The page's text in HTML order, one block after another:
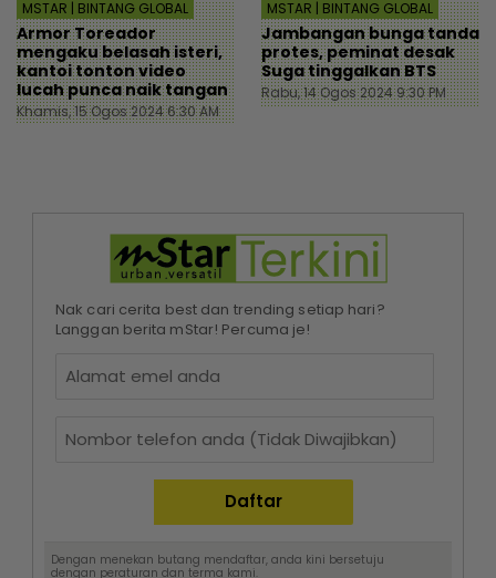
MSTAR | BINTANG GLOBAL
Armor Toreador
mengaku belasah isteri,
kantoi tonton video
lucah punca naik tangan
Khamis, 15 Ogos 2024 6:30 AM
MSTAR | BINTANG GLOBAL
Jambangan bunga tanda
protes, peminat desak
Suga tinggalkan BTS
Rabu, 14 Ogos 2024 9:30 PM
Nak cari cerita best dan trending setiap hari?
Langgan berita mStar! Percuma je!
Dengan menekan butang mendaftar, anda kini bersetuju
dengan peraturan dan terma kami.